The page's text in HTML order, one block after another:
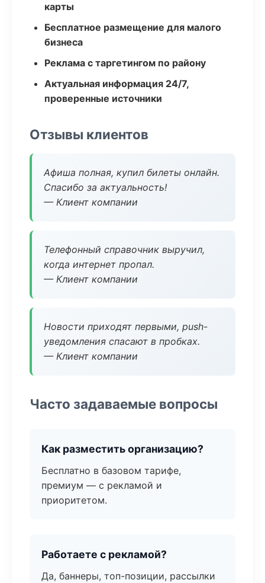
карты
Бесплатное размещение для малого
бизнеса
Реклама с таргетингом по району
Актуальная информация 24/7,
проверенные источники
Отзывы клиентов
Афиша полная, купил билеты онлайн.
Спасибо за актуальность!
— Клиент компании
Телефонный справочник выручил,
когда интернет пропал.
— Клиент компании
Новости приходят первыми, push-
уведомления спасают в пробках.
— Клиент компании
Часто задаваемые вопросы
Как разместить организацию?
Бесплатно в базовом тарифе,
премиум — с рекламой и
приоритетом.
Работаете с рекламой?
Да, баннеры, топ-позиции, рассылки